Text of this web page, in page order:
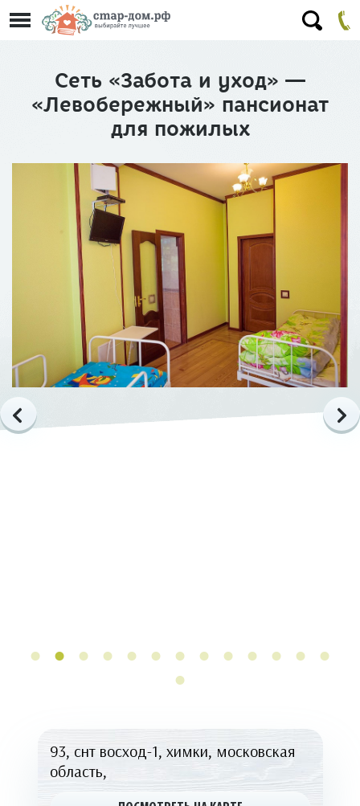
Сеть «Забота и уход» —
«Левобережный» пансионат
для пожилых
93, снт восход-1, химки, московская
область,